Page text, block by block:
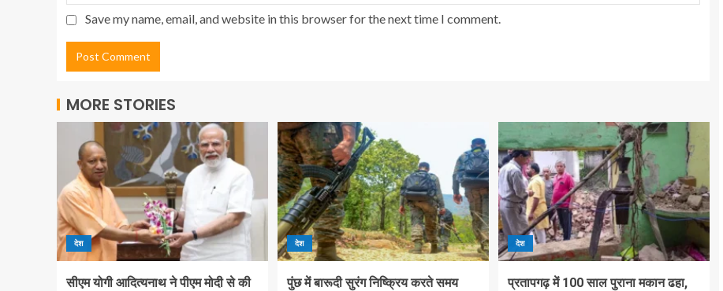
Save my name, email, and website in this browser for the next time I comment.
MORE STORIES
देश
सीएम योगी आदित्यनाथ ने पीएम मोदी से की
देश
पुंछ में बारूदी सुरंग निष्क्रिय करते समय
देश
प्रतापगढ़ में 100 साल पुराना मकान ढहा,